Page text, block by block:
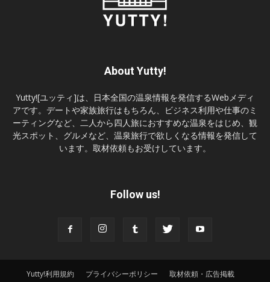
About Yutty!
Yutty![ユッティ]は、日本全国の温泉情報を発信するWebメディ
アです。デートや家族旅行はもちろん、ビジネス利用や仕事のミ
ーティングなど、二人から四人旅におすすめな温泉をはじめ、観
光スポット、グルメなど、温泉旅行で欲しくなる情報を発信して
います。取材依頼もお受けしています。
Follow us!
Yutty!利用規約 プライバシーポリシー
取材依頼・広告掲載